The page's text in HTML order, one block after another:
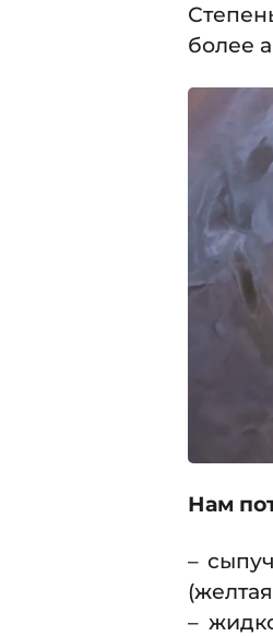
более
Нам
–
–